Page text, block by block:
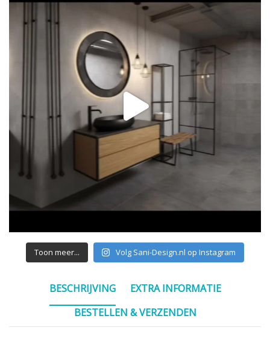
Toon meer... Volg Sani-Design.nl op Instagram
BESCHRIJVING
EXTRA INFORMATIE
BESTELLEN & VERZENDEN